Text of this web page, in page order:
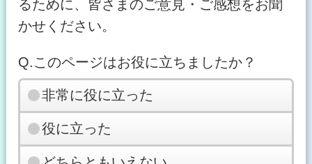
るために、皆さまのご意見・ご感想をお聞
かせください。
Q.このページはお役に立ちましたか？
非常に役に立った
役に立った